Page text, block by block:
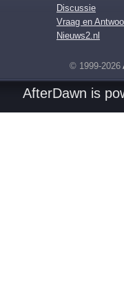
Discussie
Vraag en
Nieuws2.nl
© 1999-2026
AfterDawn is